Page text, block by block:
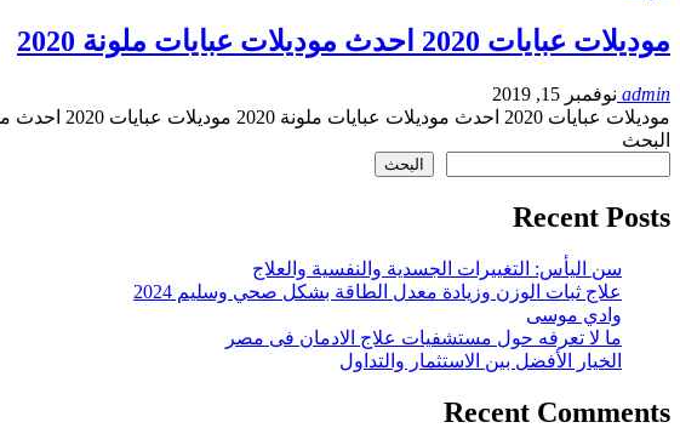
موديلات عبايات 2020 احدث موديلات عبايات ملونة 2020
admin نوفمبر 15, 2019
موديلات عبايات 2020 احدث موديلات عبايات ملونة 2020 موديلات عبايات 2020 احدث موديلات…
البحث
البحث
Recent Posts
سن اليأس: التغييرات الجسدية والنفسية والعلاج
علاج ثبات الوزن وزيادة معدل الطاقة بشكل صحي وسليم 2024
وادي موسى
ما لا تعرفه حول مستشفيات علاج الادمان فى مصر
الخيار الأفضل بين الاستثمار والتداول
Recent Comments